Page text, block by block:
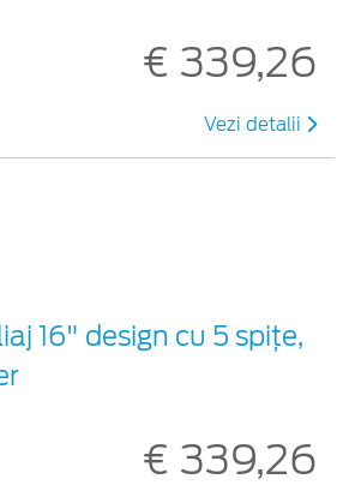
€ 339,26
Vezi detalii
16" design cu 5 spiţe,
€ 339,26